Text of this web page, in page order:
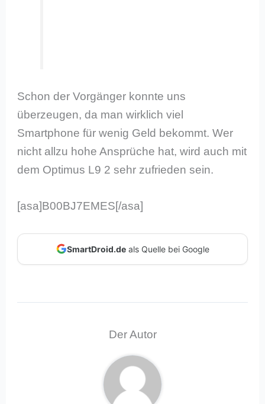
Schon der Vorgänger konnte uns
überzeugen, da man wirklich viel
Smartphone für wenig Geld bekommt. Wer
nicht allzu hohe Ansprüche hat, wird auch mit
dem Optimus L9 2 sehr zufrieden sein.
[asa]B00BJ7EMES[/asa]
SmartDroid.deals Quelle bei Google
Der Autor